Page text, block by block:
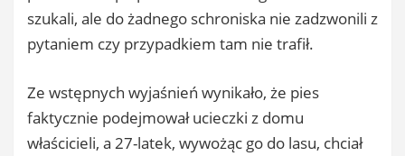
szukali, ale do żadnego schroniska nie zadzwonili z
pytaniem czy przypadkiem tam nie trafił.
Ze wstępnych wyjaśnień wynikało, że pies
faktycznie podejmował ucieczki z domu
właścicieli, a 27-latek, wywożąc go do lasu, chciał